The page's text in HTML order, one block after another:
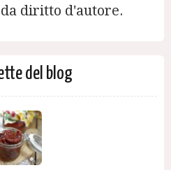
diritto d'autore.
del blog